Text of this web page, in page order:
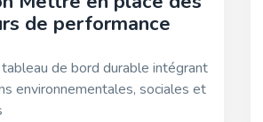
de performance
tableau de bord durable intégrant
environnementales, sociales et